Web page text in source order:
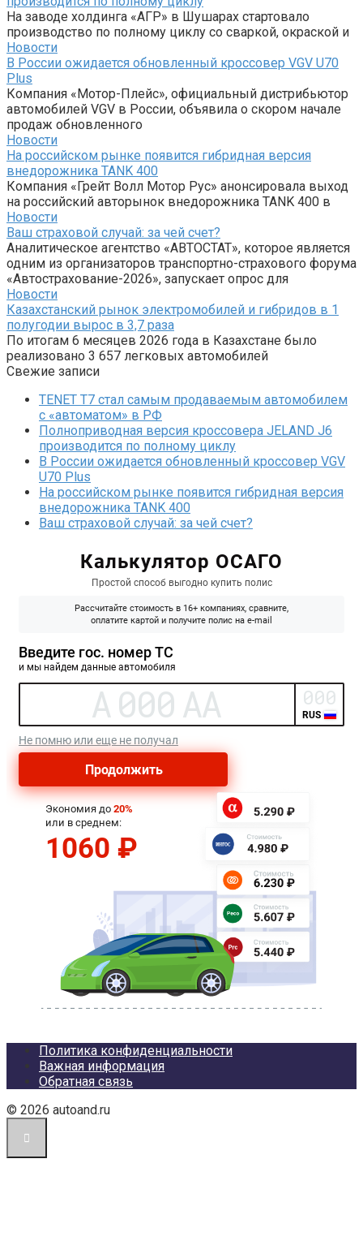
На заводе холдинга «АГР» в Шушарах стартовало
производство по полному циклу со сваркой, окраской и
Новости
В России ожидается обновленный кроссовер VGV U70
Plus
Компания «Мотор-Плейс», официальный дистрибьютор
автомобилей VGV в России, объявила о скором начале
продаж обновленного
Новости
На российском рынке появится гибридная версия
внедорожника TANK 400
Компания «Грейт Волл Мотор Рус» анонсировала выход
на российский авторынок внедорожника TANK 400 в
Новости
Ваш страховой случай: за чей счет?
Аналитическое агентство «АВТОСТАТ», которое является
одним из организаторов транспортно-страхового форума
«Автострахование-2026», запускает опрос для
Новости
Казахстанский рынок электромобилей и гибридов в 1
полугодии вырос в 3,7 раза
По итогам 6 месяцев 2026 года в Казахстане было
реализовано 3 657 легковых автомобилей
Свежие записи
TENET T7 стал самым продаваемым автомобилем
с «автоматом» в РФ
Полноприводная версия кроссовера JELAND J6
производится по полному циклу
В России ожидается обновленный кроссовер VGV
U70 Plus
На российском рынке появится гибридная версия
внедорожника TANK 400
Ваш страховой случай: за чей счет?
Политика конфиденциальности
Важная информация
Обратная связь
© 2026 autoand.ru